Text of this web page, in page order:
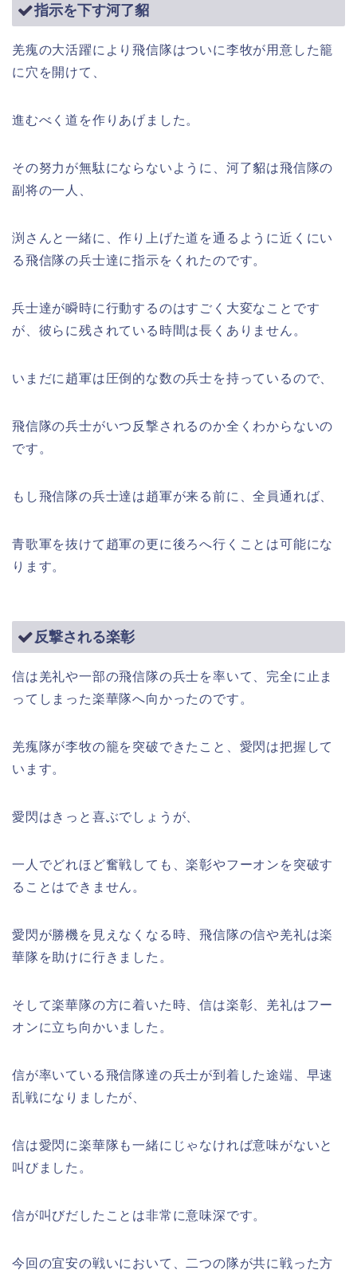
指示を下す河了貂
羌瘣の大活躍により飛信隊はついに李牧が用意した籠
に穴を開けて、
進むべく道を作りあげました。
その努力が無駄にならないように、河了貂は飛信隊の
副将の一人、
渕さんと一緒に、作り上げた道を通るように近くにい
る飛信隊の兵士達に指示をくれたのです。
兵士達が瞬時に行動するのはすごく大変なことです
が、彼らに残されている時間は長くありません。
いまだに趙軍は圧倒的な数の兵士を持っているので、
飛信隊の兵士がいつ反撃されるのか全くわからないの
です。
もし飛信隊の兵士達は趙軍が来る前に、全員通れば、
青歌軍を抜けて趙軍の更に後ろへ行くことは可能にな
ります。
反撃される楽彰
信は羌礼や一部の飛信隊の兵士を率いて、完全に止ま
ってしまった楽華隊へ向かったのです。
羌瘣隊が李牧の籠を突破できたこと、愛閃は把握して
います。
愛閃はきっと喜ぶでしょうが、
一人でどれほど奮戦しても、楽彰やフーオンを突破す
ることはできません。
愛閃が勝機を見えなくなる時、飛信隊の信や羌礼は楽
華隊を助けに行きました。
そして楽華隊の方に着いた時、信は楽彰、羌礼はフー
オンに立ち向かいました。
信が率いている飛信隊達の兵士が到着した途端、早速
乱戦になりましたが、
信は愛閃に楽華隊も一緒にじゃなければ意味がないと
叫びました。
信が叫びだしたことは非常に意味深です。
今回の宜安の戦いにおいて、二つの隊が共に戦った方